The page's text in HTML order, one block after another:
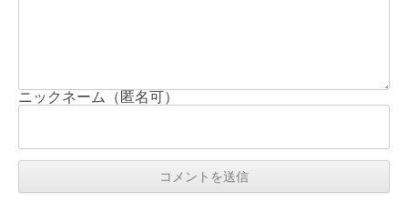
ニックネーム（匿名可）